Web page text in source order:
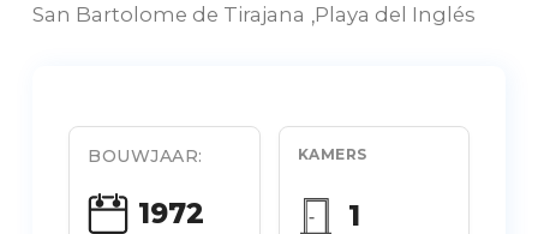
San Bartolome de Tirajana ,Playa del Inglés
BOUWJAAR:
1972
KAMERS
1